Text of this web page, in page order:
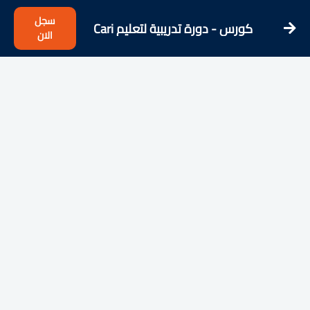
كورس - دورة تدريبية لتعليم Cari
antwortet - Easy German questions
& answers
سجل
الان